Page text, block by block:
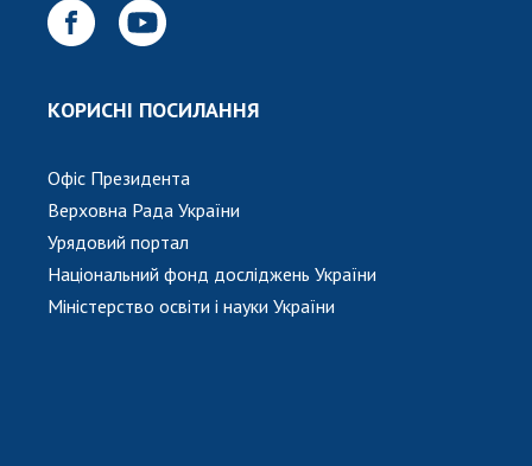
НАУКОВІ ВИДАННЯ
КОНТАКТИ
ПРОФСПІЛКА НАН УКРАЇНИ
КАБІНЕТ
КОРИСНІ ПОСИЛАННЯ
Офіс Президента
Верховна Рада України
Урядовий портал
Національний фонд досліджень України
Міністерство освіти і науки України